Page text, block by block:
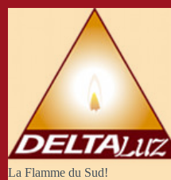
La Flamme du Sud!